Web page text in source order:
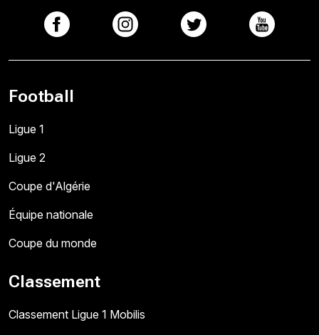
Football
Ligue 1
Ligue 2
Coupe d'Algérie
Équipe nationale
Coupe du monde
Classement
Classement Ligue 1 Mobilis